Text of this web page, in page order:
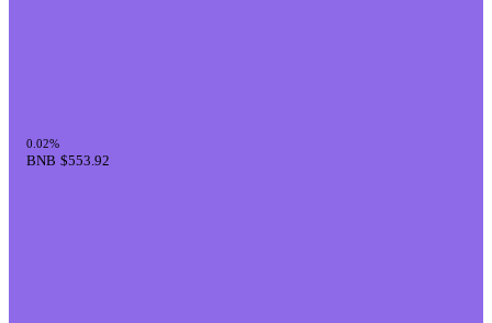
0.02%
BNB $553.92